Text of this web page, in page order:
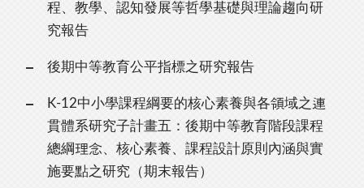
程、教學、認知發展等哲學基礎與理論趨向研
究報告
後期中等教育公平指標之研究報告
K-12中小學課程綱要的核心素養與各領域之連
貫體系研究子計畫五：後期中等教育階段課程
總綱理念、核心素養、課程設計原則內涵與實
施要點之研究（期末報告）